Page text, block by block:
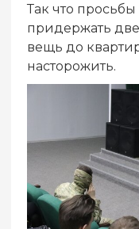
Так что просьбы
придержать
вещь до
насторожить.